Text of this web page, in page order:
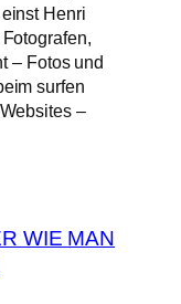
Henri
– Fotos und
surfen
–